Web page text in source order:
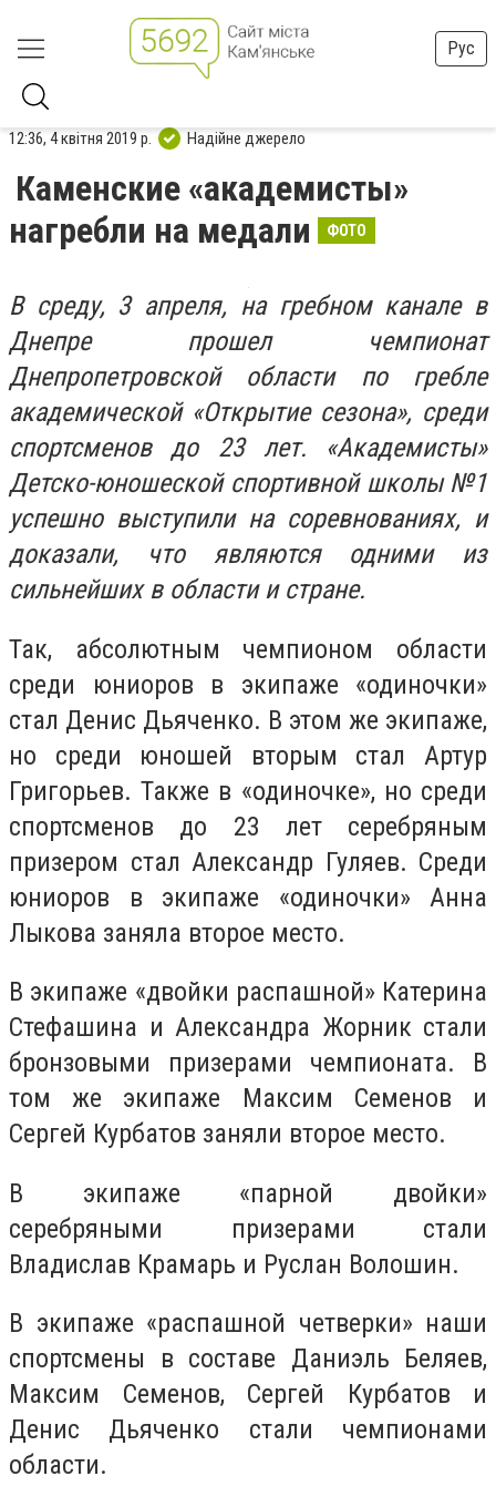
Рус
12:36, 4 квітня 2019 р. Надійне джерело
Каменские «академисты»
нагребли на медали
ФОТО
В среду, 3 апреля, на гребном канале в
Днепре прошел чемпионат
Днепропетровской области по гребле
академической «Открытие сезона», среди
спортсменов до 23 лет. «Академисты»
Детско-юношеской спортивной школы №1
успешно выступили на соревнованиях, и
доказали, что являются одними из
сильнейших в области и стране.
Так, абсолютным чемпионом области
среди юниоров в экипаже «одиночки»
стал Денис Дьяченко. В этом же экипаже,
но среди юношей вторым стал Артур
Григорьев. Также в «одиночке», но среди
спортсменов до 23 лет серебряным
призером стал Александр Гуляев. Среди
юниоров в экипаже «одиночки» Анна
Лыкова заняла второе место.
В экипаже «двойки распашной» Катерина
Стефашина и Александра Жорник стали
бронзовыми призерами чемпионата. В
том же экипаже Максим Семенов и
Сергей Курбатов заняли второе место.
В экипаже «парной двойки»
серебряными призерами стали
Владислав Крамарь и Руслан Волошин.
В экипаже «распашной четверки» наши
спортсмены в составе Даниэль Беляев,
Максим Семенов, Сергей Курбатов и
Денис Дьяченко стали чемпионами
области.